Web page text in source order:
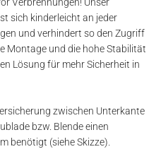
sich kinderleicht an jeder
und verhindert so den Zugriff
Montage und die hohe Stabilität
Lösung für mehr Sicherheit in
zwischen Unterkante
bzw. Blende einen
benötigt (siehe Skizze).